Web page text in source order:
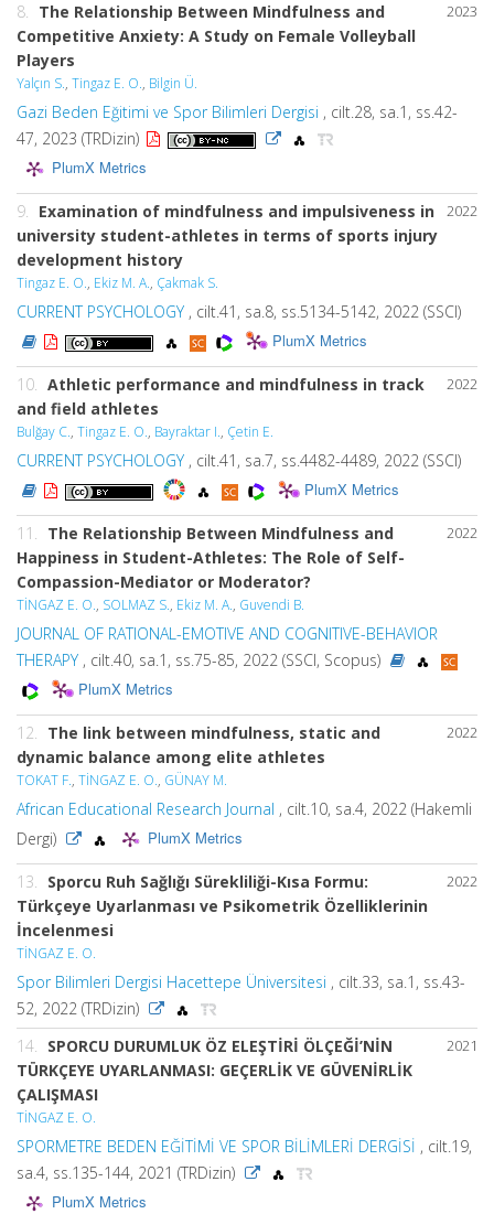
2023
8. The Relationship Between Mindfulness and
Competitive Anxiety: A Study on Female Volleyball
Players
Yalçın S., Tingaz E. O., Bilgin Ü.
Gazi Beden Eğitimi ve Spor Bilimleri Dergisi , cilt.28, sa.1, ss.42-
47, 2023 (TRDizin)
PlumX Metrics
2022
9. Examination of mindfulness and impulsiveness in
university student-athletes in terms of sports injury
development history
Tingaz E. O., Ekiz M. A., Çakmak S.
CURRENT PSYCHOLOGY , cilt.41, sa.8, ss.5134-5142, 2022 (SSCI)
PlumX Metrics
2022
10. Athletic performance and mindfulness in track
and field athletes
Bulğay C., Tingaz E. O., Bayraktar I., Çetin E.
CURRENT PSYCHOLOGY , cilt.41, sa.7, ss.4482-4489, 2022 (SSCI)
PlumX Metrics
2022
11. The Relationship Between Mindfulness and
Happiness in Student-Athletes: The Role of Self-
Compassion-Mediator or Moderator?
TİNGAZ E. O., SOLMAZ S., Ekiz M. A., Guvendi B.
JOURNAL OF RATIONAL-EMOTIVE AND COGNITIVE-BEHAVIOR
THERAPY , cilt.40, sa.1, ss.75-85, 2022 (SSCI, Scopus)
PlumX Metrics
2022
12. The link between mindfulness, static and
dynamic balance among elite athletes
TOKAT F., TİNGAZ E. O., GÜNAY M.
African Educational Research Journal , cilt.10, sa.4, 2022 (Hakemli
Dergi)
PlumX Metrics
2022
13. Sporcu Ruh Sağlığı Sürekliliği-Kısa Formu:
Türkçeye Uyarlanması ve Psikometrik Özelliklerinin
İncelenmesi
TİNGAZ E. O.
Spor Bilimleri Dergisi Hacettepe Üniversitesi , cilt.33, sa.1, ss.43-
52, 2022 (TRDizin)
2021
14. SPORCU DURUMLUK ÖZ ELEŞTİRİ ÖLÇEĞİ’NİN
TÜRKÇEYE UYARLANMASI: GEÇERLİK VE GÜVENİRLİK
ÇALIŞMASI
TİNGAZ E. O.
SPORMETRE BEDEN EĞİTİMİ VE SPOR BİLİMLERİ DERGİSİ , cilt.19,
sa.4, ss.135-144, 2021 (TRDizin)
PlumX Metrics